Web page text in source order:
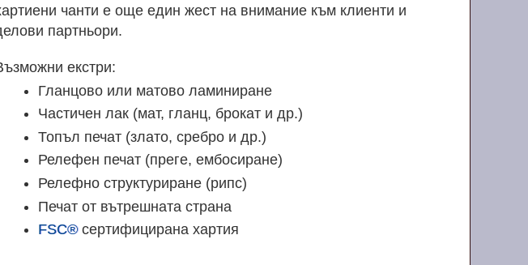
чанти е още един жест на внимание към клиенти и
партньори.
екстри:
Гланцово или матово ламиниране
Частичен лак (мат, гланц, брокат и др.)
Топъл печат (злато, сребро и др.)
Релефен печат (преге, ембосиране)
Релефно структуриране (рипс)
Печат от вътрешната страна
FSC®сертифицирана хартия